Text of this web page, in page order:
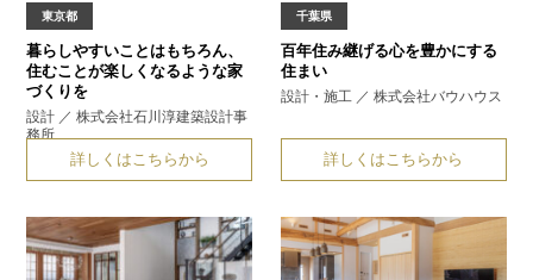
東京都
暮らしやすいことはもちろん、
住むことが楽しくなるような家
づくりを
設計 ／ 株式会社石川淳建築設計事
務所
詳しくはこちらから
千葉県
百年住み継げる心を豊かにする
住まい
設計・施工 ／ 株式会社バウハウス
詳しくはこちらから